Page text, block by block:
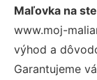
Maľovka na
www.moj-
výhod a
Garantujeme